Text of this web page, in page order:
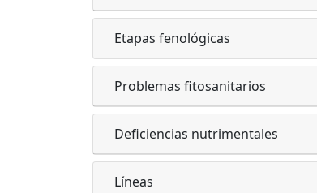
Etapas fenológicas
Problemas fitosanitarios
Deficiencias nutrimentales
Líneas